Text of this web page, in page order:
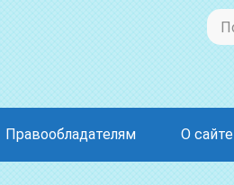
Правообладателям О сайте